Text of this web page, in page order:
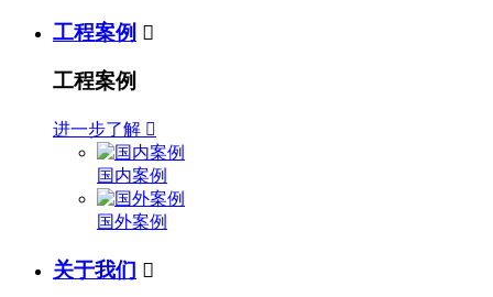
工程案例 
工程案例
进一步了解 
国内案例
国外案例
关于我们 